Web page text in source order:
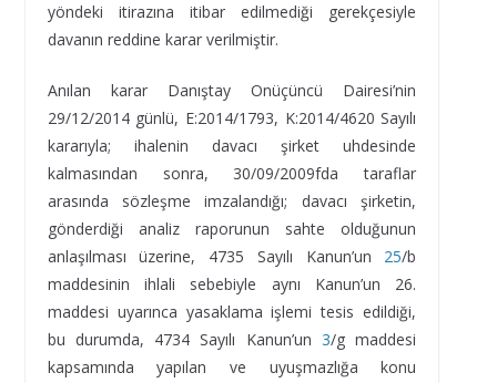
yöndeki itirazına itibar edilmediği gerekçesiyle
davanın reddine karar verilmiştir.
Anılan karar Danıştay Onüçüncü Dairesi’nin
29/12/2014 günlü, E:2014/1793, K:2014/4620 Sayılı
kararıyla; ihalenin davacı şirket uhdesinde
kalmasından sonra, 30/09/2009fda taraflar
arasında sözleşme imzalandığı; davacı şirketin,
gönderdiği analiz raporunun sahte olduğunun
anlaşılması üzerine, 4735 Sayılı Kanun’un 25/b
maddesinin ihlali sebebiyle aynı Kanun’un 26.
maddesi uyarınca yasaklama işlemi tesis edildiği,
bu durumda, 4734 Sayılı Kanun’un3/g maddesi
kapsamında yapılan ve uyuşmazlığa konu